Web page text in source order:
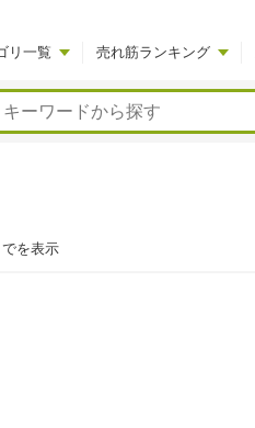
リ一覧 売れ筋ランキング
を表示